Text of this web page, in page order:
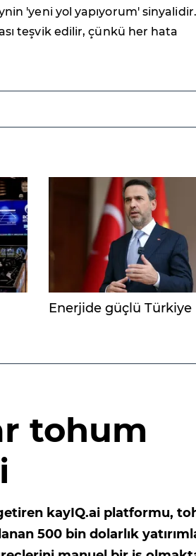
'yeni yol yapıyorum'
teşvik edilir, çünkü her hata
Enerjide güçlü Türkiye
tohum
kayIQ.ai platformu,
500 bin dolarlık